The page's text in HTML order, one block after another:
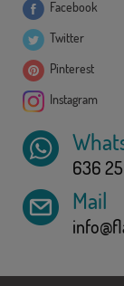
Facebook
Twitter
Pinterest
Instagram
636
Mail